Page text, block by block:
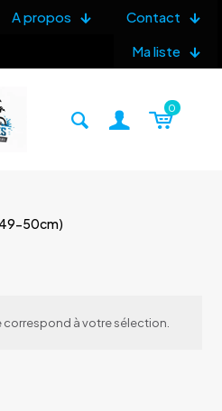
A propos
Contact
Ma liste
0
50cm)
à votre sélection.